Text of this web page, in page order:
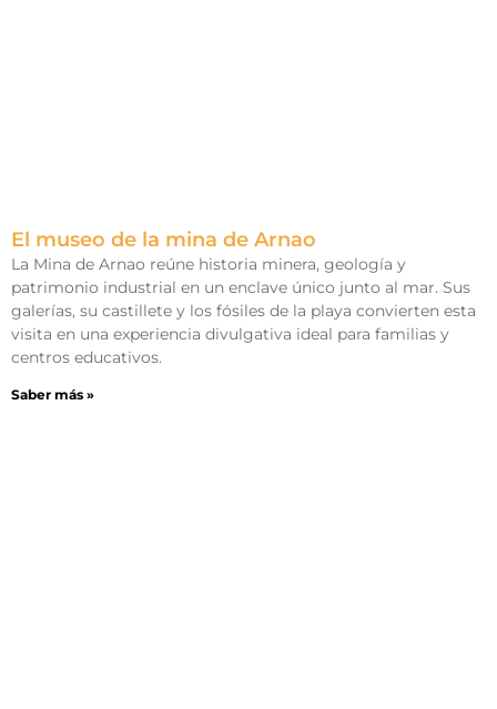
El museo de la mina de Arnao
La Mina de Arnao reúne historia minera, geología y
patrimonio industrial en un enclave único junto al mar. Sus
galerías, su castillete y los fósiles de la playa convierten esta
visita en una experiencia divulgativa ideal para familias y
centros educativos.
Saber más »